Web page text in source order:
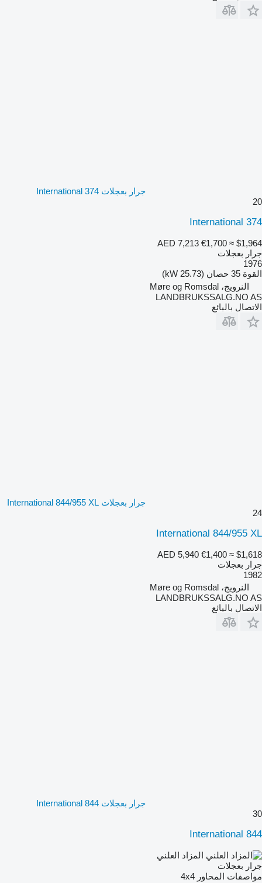
جرار بعجلات International 374
20
International 374
AED 7,213 €1,700 ≈ $1,964
جرار بعجلات
1976
القوة 35 حصان (25.73 kW)
النرويج، Møre og Romsdal
LANDBRUKSSALG.NO AS
الاتصال بالبائع
جرار بعجلات International 844/955 XL
24
International 844/955 XL
AED 5,940 €1,400 ≈ $1,618
جرار بعجلات
1982
النرويج، Møre og Romsdal
LANDBRUKSSALG.NO AS
الاتصال بالبائع
جرار بعجلات International 844
30
International 844
المزاد العلني
جرار بعجلات
مواصفات المحاور 4x4